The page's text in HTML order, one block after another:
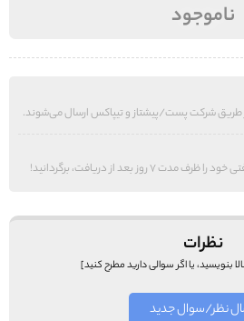
ناموجود
طریق شرکت پست/پیشتاز و تیپاکس ارسال می‌شوند.
7 روز بعد از دریافت، برگردانید!
نظرات
بنویسید، یا اگر سوالی دارید مطرح کنید]
نظر/سوال جدید